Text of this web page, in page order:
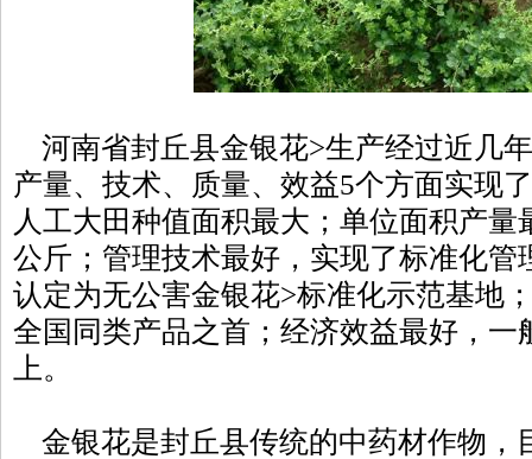
河南省封丘县金银花>生产经过近几
产量、技术、质量、效益5个方面实现
人工大田种值面积最大；单位面积产量
公斤；管理技术最好，实现了标准化管
认定为无公害金银花>标准化示范基地
全国同类产品之首；经济效益最好，一
上。
金银花是封丘县传统的中药材作物，